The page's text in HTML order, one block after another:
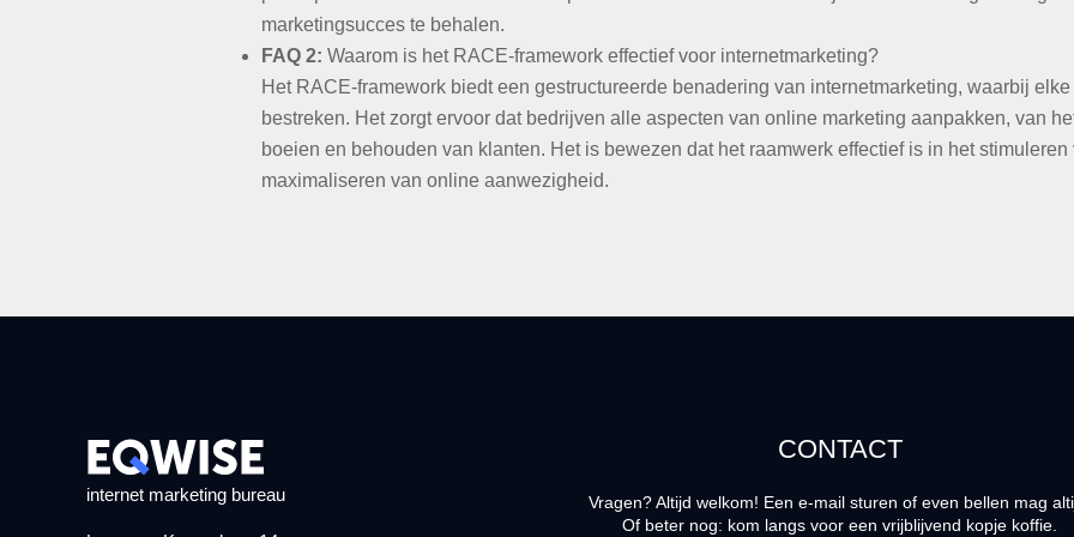
marketingsucces te behalen.
FAQ 2: Waarom is het RACE-framework effectief voor internetmarketing?
Het RACE-framework biedt een gestructureerde benadering van internetmarketing, waarbij
bestreken. Het zorgt ervoor dat bedrijven alle aspecten van online marketing aanpakken, van
boeien en behouden van klanten. Het is bewezen dat het raamwerk effectief is in het
maximaliseren van online aanwezigheid.
internet marketing bureau
CONTACT
Vragen? Altijd welkom! Een e-mail sturen of even bellen mag
Of beter nog: kom langs voor een vrijblijvend kopje koffie.